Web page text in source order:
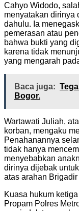
Cahyo Widodo,
menyatakan dirinya
dahulu. Ia
pemerasan atau
bahwa bukti yang
karena tidak
yang mengarah
Baca juga:
Bogor.
Wartawati Juliah,
korban, mengaku
Penahanannya
tidak hanya
menyebabkan
dirinya dijebak
atas arahan
Kuasa hukum
Propam Polres